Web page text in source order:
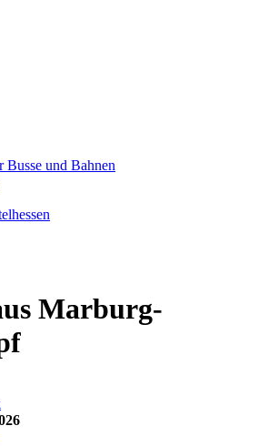
Busse und Bahnen
Marburg-